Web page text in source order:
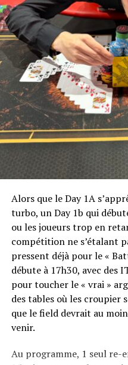
Alors que le Day 1A
turbo, un Day 1b qui
ou les joueurs trop en
compétition ne s’étalant
pressent déjà pour le «
débute à 17h30, avec des
pour toucher le « vrai »
des tables où les croupier
que le field devrait au
venir.
Au programme, 1 seul re-